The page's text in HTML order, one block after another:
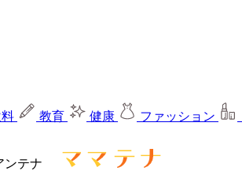
教育 健康 ファッション
ンテナ